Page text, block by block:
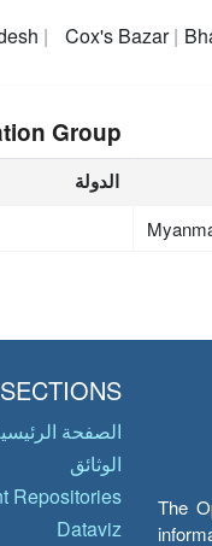
Cox's Bazar
Group
الدولة
The
SECTIONS
الصفحة
الوثائق
Repositories
Dataviz